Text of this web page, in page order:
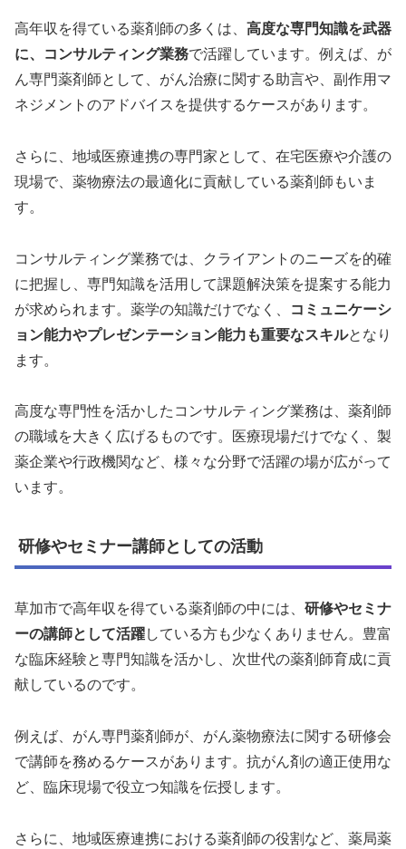
高年収を得ている薬剤師の多くは、 高度な専門知識を武器
に、コンサルティング業務で活躍しています。例えば、が
ん専門薬剤師として、がん治療に関する助言や、副作用マ
ネジメントのアドバイスを提供するケースがあります。
さらに、地域医療連携の専門家として、在宅医療や介護の
現場で、薬物療法の最適化に貢献している薬剤師もいま
す。
コンサルティング業務では、クライアントのニーズを的確
に把握し、専門知識を活用して課題解決策を提案する能力
が求められます。薬学の知識だけでなく、 コミュニケーシ
ョン能力やプレゼンテーション能力も重要なスキルとなり
ます。
高度な専門性を活かしたコンサルティング業務は、薬剤師
の職域を大きく広げるものです。医療現場だけでなく、製
薬企業や行政機関など、様々な分野で活躍の場が広がって
います。
研修やセミナー講師としての活動
草加市で高年収を得ている薬剤師の中には、 研修やセミナ
ーの講師として活躍している方も少なくありません。豊富
な臨床経験と専門知識を活かし、次世代の薬剤師育成に貢
献しているのです。
例えば、がん専門薬剤師が、がん薬物療法に関する研修会
で講師を務めるケースがあります。抗がん剤の適正使用な
ど、臨床現場で役立つ知識を伝授します。
さらに、地域医療連携における薬剤師の役割など、薬局薬